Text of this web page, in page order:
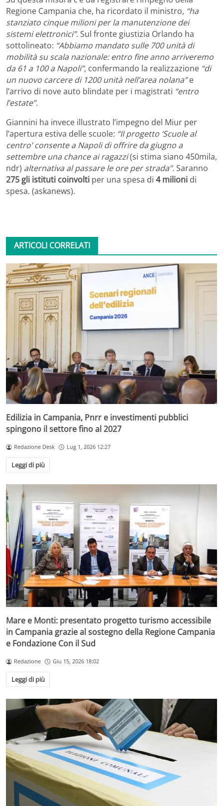
Regione Campania che, ha ricordato il ministro, “ha
stanziato cinque milioni per la manutenzione dei
sistemi elettronici”. Sul fronte giustizia Orlando ha
sottolineato: “Abbiamo mandato sulle 700 unità di
mobilità su scala nazionale: entro fine anno arriveremo
da 61 a 100 a Napoli”, confermando la realizzazione “di
un nuovo carcere di 1200 unità nell’area nolana”e
l’arrivo di nove auto blindate per i magistrati “entro
l’estate”.
Giannini ha invece illustrato l’impegno del Miur per
l’apertura estiva delle scuole: “II progetto ‘Scuole al
centro’ consente a Napoli di offrire da giugno a
settembre una chance ai ragazzi(si stima siano 450mila,
ndr) alternativa al passare le ore per strada”. Saranno
275 gli istituti coinvolti per una spesa di 4 milioni di
spesa. (askanews).
ARTICOLI CORRELATI
Edilizia in Campania, Pnrr e investimenti pubblici
spingono il settore fino al 2027
Redazione Desk Lug 1, 2026 12:27
Leggi di più
Mare e Monti: presentato progetto turismo accessibile
in Campania grazie al sostegno della Regione Campania
e Fondazione Con il Sud
Redazione Giu 15, 2026 18:02
Leggi di più